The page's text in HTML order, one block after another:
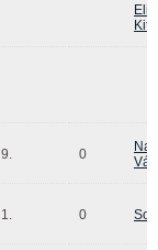
9. 0
1. 0